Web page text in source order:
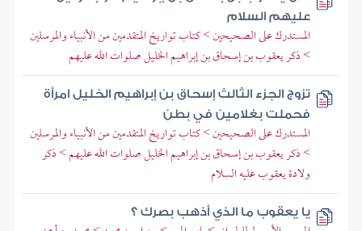
عليهم السلام
المستدرك على الصحيحين > كتاب تواريخ المتقدمين من الأنبياء والمرسلين
> ذكر يعقوب بن إسحاق بن إبراهيم الخليل صلوات الله عليهم
تزوج الجزء الثالث إسحاق بن إبراهيم الخليل امرأة
فحملت بغلامين في بطن
المستدرك على الصحيحين > كتاب تواريخ المتقدمين من الأنبياء والمرسلين
> ذكر يعقوب بن إسحاق بن إبراهيم الخليل صلوات الله عليهم > ذكر
ولادة يعقوب عليه السلام
يا يعقوب ما الذي أذهب بصرك ؟